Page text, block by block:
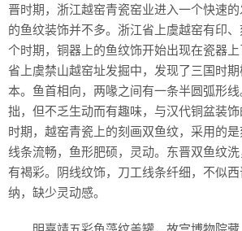
晋时期，浙江越窑青瓷窑业进入一个快速
的鱼纹装饰并不多。浙江省上虞越窑有印
个时期，铜器上的鱼纹饰开始出现在瓷器
省上虞禁山越窑址发掘中，发现了三国时
本。鱼首相向，两喙之间有一条半圆弧形
拙，但不乏生动而有趣味，与汉代铜盆装
时期，越窑青瓷上的刻画双鱼纹，采用的是
线条流畅，鱼形肥硕，灵动。东晋双鱼纹
有褐彩。阴线纹饰，刀工线条纤细，不似
纳，缺少灵动感。